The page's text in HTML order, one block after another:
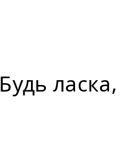
Будь ласка,